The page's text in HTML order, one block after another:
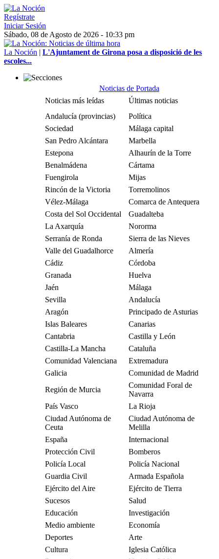
Regístrate
Iniciar Sesión
Sábado, 08 de Agosto de 2026 - 10:33 pm
La Noción | L'Ajuntament de Girona posa a disposició de les
escoles...
Noticias de Portada
Noticias más leídas
Últimas noticias
Andalucía (provincias)
Política
Sociedad
Málaga capital
San Pedro Alcántara
Marbella
Estepona
Alhaurín de la Torre
Benalmádena
Cártama
Fuengirola
Mijas
Rincón de la Victoria
Torremolinos
Vélez-Málaga
Comarca de Antequera
Costa del Sol Occidental
Guadalteba
La Axarquía
Nororma
Serranía de Ronda
Sierra de las Nieves
Valle del Guadalhorce
Almería
Cádiz
Córdoba
Granada
Huelva
Jaén
Málaga
Sevilla
Andalucía
Aragón
Principado de Asturias
Islas Baleares
Canarias
Cantabria
Castilla y León
Castilla-La Mancha
Cataluña
Comunidad Valenciana
Extremadura
Galicia
Comunidad de Madrid
Región de Murcia
Comunidad Foral de
Navarra
País Vasco
La Rioja
Ciudad Autónoma de
Ceuta
Ciudad Autónoma de
Melilla
España
Internacional
Protección Civil
Bomberos
Policía Local
Policía Nacional
Guardia Civil
Armada Española
Ejército del Aire
Ejército de Tierra
Sucesos
Salud
Educación
Investigación
Medio ambiente
Economía
Deportes
Arte
Cultura
Iglesia Católica